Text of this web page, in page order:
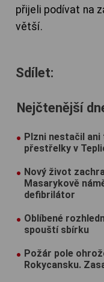
přijeli podívat na
větší.
Sdílet:
Nejčtenější
Plzni nestačil
přestřelky v
Nový život
Masarykově
defibrilátor
Oblíbené
spouští sbírku
Požár pole
Rokycansku.